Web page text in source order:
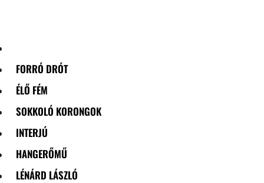
FORRÓ DRÓT
ÉLŐ FÉM
SOKKOLÓ KORONGOK
INTERJÚ
HANGERŐMŰ
LÉNÁRD LÁSZLÓ